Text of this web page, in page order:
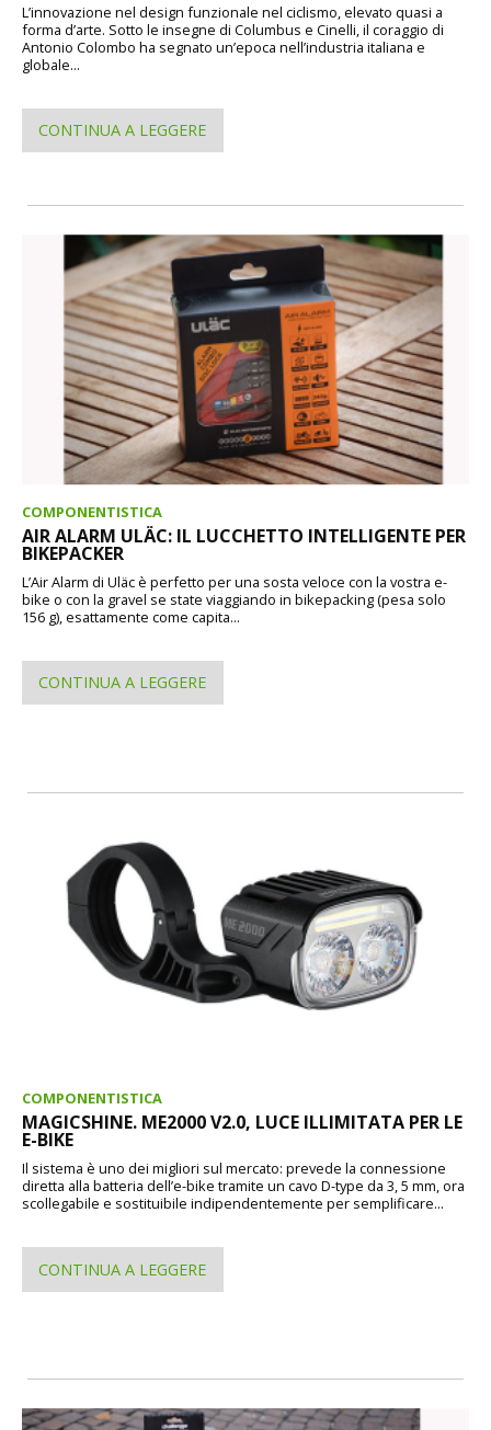
L’innovazione nel design funzionale nel ciclismo, elevato quasi a
forma d’arte. Sotto le insegne di Columbus e Cinelli, il coraggio di
Antonio Colombo ha segnato un’epoca nell’industria italiana e
globale...
CONTINUA A LEGGERE
COMPONENTISTICA
AIR ALARM ULÄC: IL LUCCHETTO INTELLIGENTE PER
BIKEPACKER
L’Air Alarm di Uläc è perfetto per una sosta veloce con la vostra e-
bike o con la gravel se state viaggiando in bikepacking (pesa solo
156 g), esattamente come capita...
CONTINUA A LEGGERE
COMPONENTISTICA
MAGICSHINE. ME2000 V2.0, LUCE ILLIMITATA PER LE
E-BIKE
Il sistema è uno dei migliori sul mercato: prevede la connessione
diretta alla batteria dell’e-bike tramite un cavo D-type da 3, 5 mm, ora
scollegabile e sostituibile indipendentemente per semplificare...
CONTINUA A LEGGERE